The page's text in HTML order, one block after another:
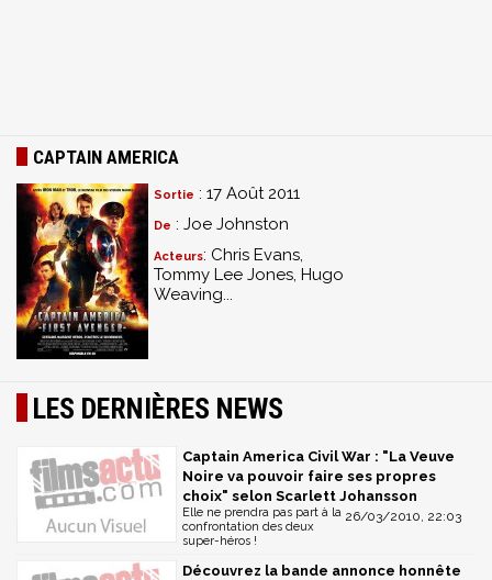
CAPTAIN AMERICA
Sortie : 17 Août 2011
De : Joe Johnston
Acteurs: Chris Evans,
Tommy Lee Jones, Hugo
Weaving...
LES DERNIÈRES NEWS
Captain America Civil War : "La Veuve
Noire va pouvoir faire ses propres
choix" selon Scarlett Johansson
26/03/2010, 22:03
Elle ne prendra pas part à la
confrontation des deux
super-héros !
Découvrez la bande annonce honnête